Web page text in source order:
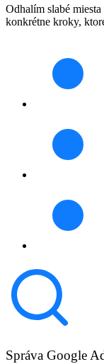
Odhalím slabé
konkrétne kroky,
Správa Google